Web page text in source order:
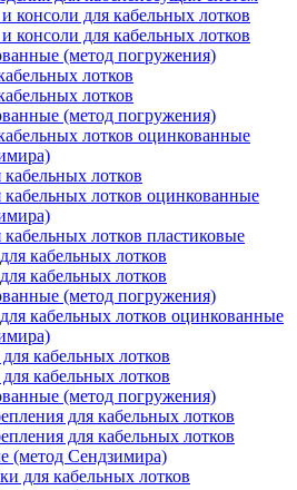
консоли для кабельных лотков
консоли для кабельных лотков
(метод погружения)
лотков
лотков
(метод погружения)
лотков оцинкованные
лотков
лотков оцинкованные
лотков пластиковые
кабельных лотков
кабельных лотков
(метод погружения)
кабельных лотков оцинкованные
кабельных лотков
кабельных лотков
(метод погружения)
для кабельных лотков
для кабельных лотков
(метод Сендзимира)
для кабельных лотков